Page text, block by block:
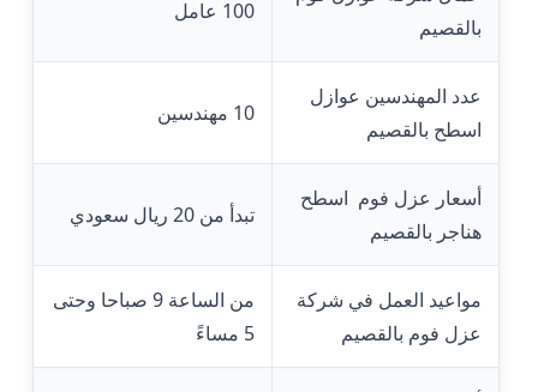
بالقصيم
100 عامل
عدد المهندسين عوازل
اسطح بالقصيم
10 مهندسين
أسعار عزل فوم اسطح
هناجر بالقصيم
تبدأ من 20 ريال سعودي
مواعيد العمل في شركة
عزل فوم بالقصيم
من الساعة 9 صباحا وحتى
5 مساءً